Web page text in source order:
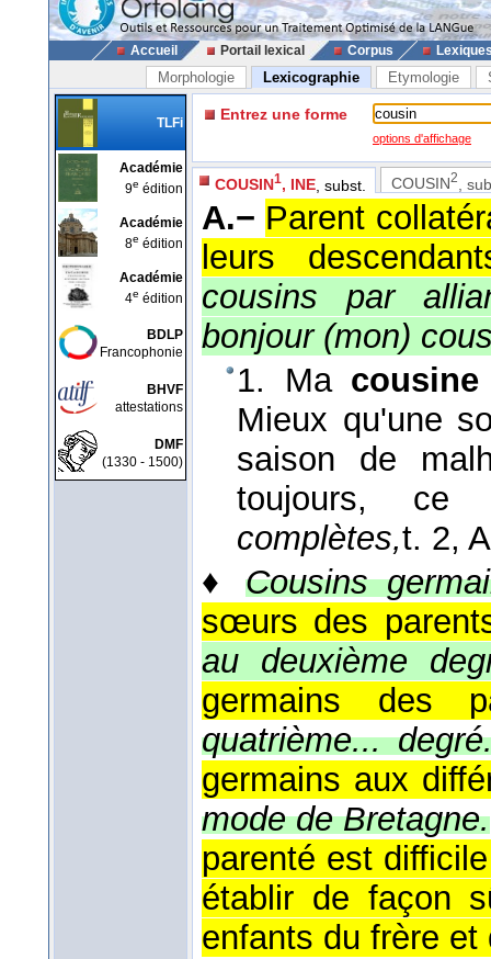
Accueil Portail lexical Corpus
Morphologie Lexicographie Etymologie
TLFi
Académie
9e édition
Académie
8e édition
Académie
4e édition
BDLP
Francophonie
BHVF
attestations
DMF
(1330 - 1500)
Entrez une forme
options d'affichage
COUSIN1, INE , subst. COUSIN2 ,
A.− Parent
leurs
cousins par
bonjour (mon)
1. Ma cousine
Mieux qu'une
saison de
toujours,
complètes,t. 2,
♦Cousins
sœurs des
au deuxième
germains des
quatrième...
germains aux
mode de Bretagne.
parenté est
établir de façon
enfants du frère